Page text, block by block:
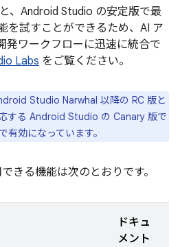
、Android Studio の安定版で最
を試すことができるため、AI ア
発ワークフローに迅速に統合で
Labs をご覧ください。
Studio Narwhal 以降の RC 版と
する Android Studio の Canary 版で
有効になっています。
きる機能は次のとおりです。
ドキュ
メント